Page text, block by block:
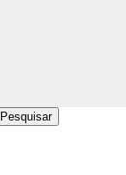
Pesquisar